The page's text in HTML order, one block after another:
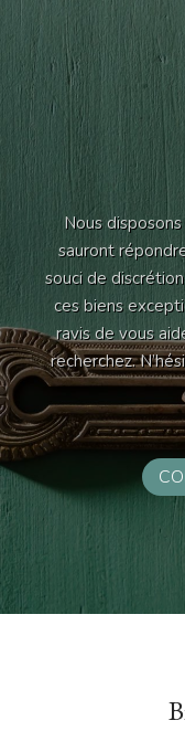
Nous
sauront
souci de
ces biens
ravis de vous
recherchez.